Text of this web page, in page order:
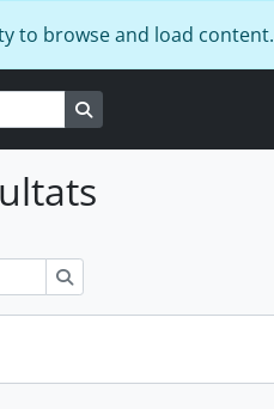
to browse and load content.